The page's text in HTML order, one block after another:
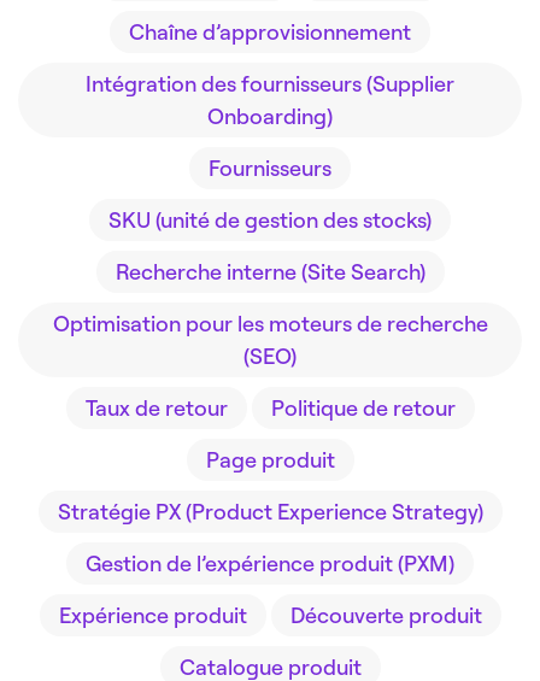
Chaîne d’approvisionnement
Intégration des fournisseurs (Supplier
Onboarding)
Fournisseurs
SKU (unité de gestion des stocks)
Recherche interne (Site Search)
Optimisation pour les moteurs de recherche
(SEO)
Taux de retour
Politique de retour
Page produit
Stratégie PX (Product Experience Strategy)
Gestion de l’expérience produit (PXM)
Expérience produit
Découverte produit
Catalogue produit